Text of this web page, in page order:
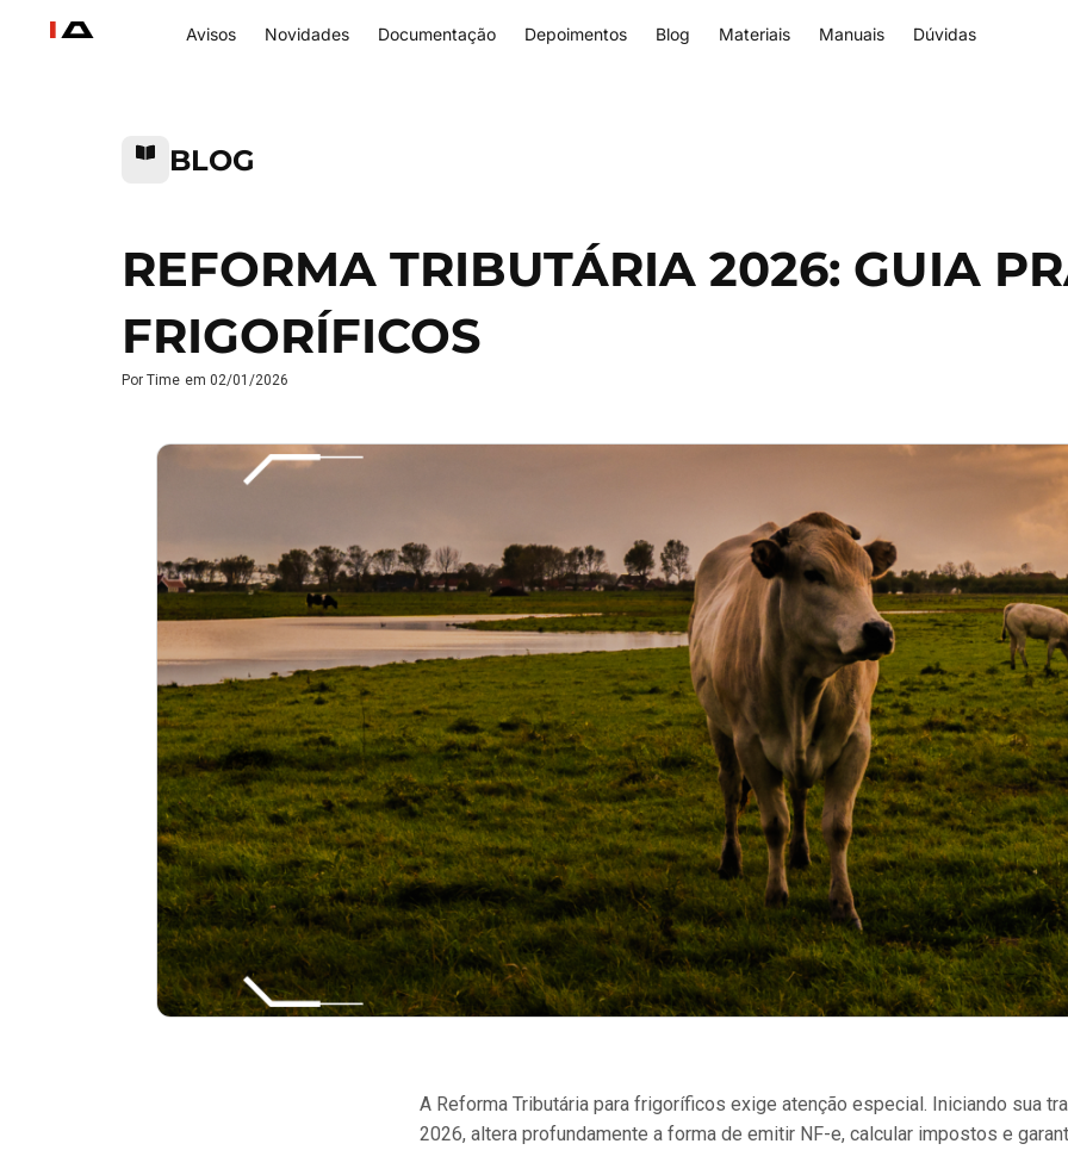
Avisos Novidades Documentação Depoimentos Blog Materiais Manuais Dúvidas
BLOG
REFORMA TRIBUTÁRIA 2026: GUIA
FRIGORÍFICOS
Por Time em 02/01/2026
A Reforma Tributária para frigoríficos exige atenção especial. Iniciando sua
2026, altera profundamente a forma de emitir NF-e, calcular impostos e